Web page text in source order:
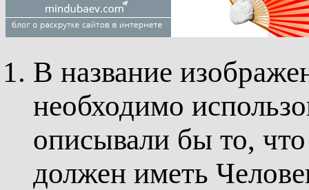
В название
необходимо
описывали бы то,
должен иметь